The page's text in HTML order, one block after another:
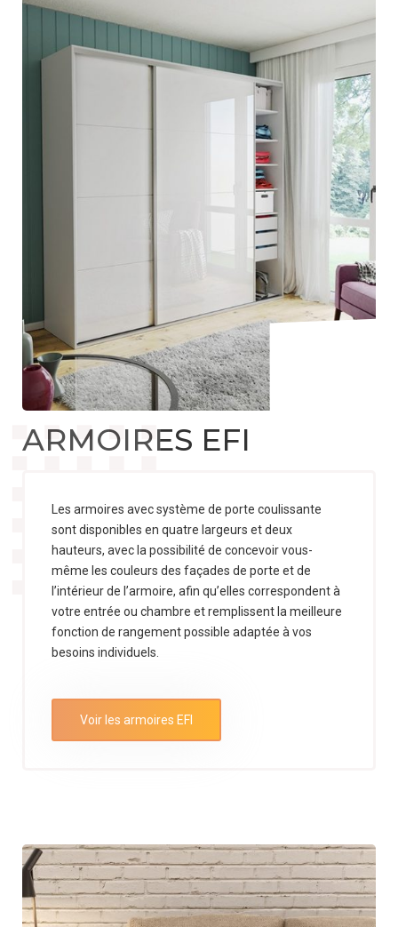
ARMOIRES EFI
Les armoires avec système de porte coulissante
sont disponibles en quatre largeurs et deux
hauteurs, avec la possibilité de concevoir vous-
même les couleurs des façades de porte et de
l’intérieur de l’armoire, afin qu’elles correspondent à
votre entrée ou chambre et remplissent la meilleure
fonction de rangement possible adaptée à vos
besoins individuels.
Voir les armoires EFI